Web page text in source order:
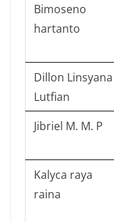
Bimoseno
hartanto
Dillon Linsyana
Lutfian
Jibriel M. M. P
Kalyca raya
raina